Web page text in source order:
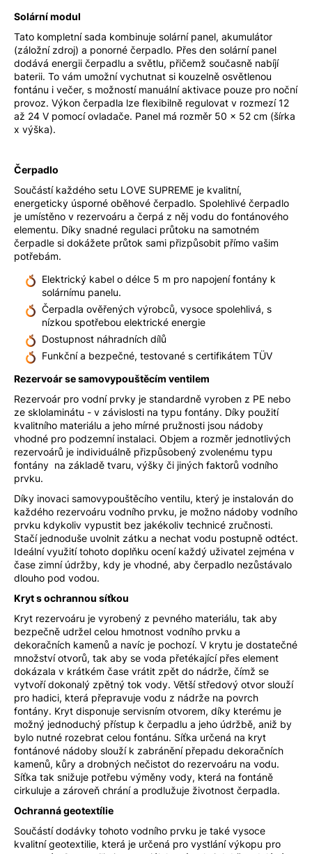
Solární modul
Tato kompletní sada kombinuje solární panel, akumulátor
(záložní zdroj) a ponorné čerpadlo. Přes den solární panel
dodává energii čerpadlu a světlu, přičemž současně nabíjí
baterii. To vám umožní vychutnat si kouzelně osvětlenou
fontánu i večer, s možností manuální aktivace pouze pro noční
provoz. Výkon čerpadla lze flexibilně regulovat v rozmezí 12
až 24 V pomocí ovladače. Panel má rozměr 50 x 52 cm (šírka
x výška).
Čerpadlo
Součástí každého setu LOVE SUPREME je kvalitní,
energeticky úsporné oběhové čerpadlo. Spolehlivé čerpadlo
je umístěno v rezervoáru a čerpá z něj vodu do fontánového
elementu. Díky snadné regulaci průtoku na samotném
čerpadle si dokážete průtok sami přizpůsobit přímo vašim
potřebám.
Elektrický kabel o délce 5 m pro napojení fontány k
solárnímu panelu.
Čerpadla ověřených výrobců, vysoce spolehlivá, s
nízkou spotřebou elektrické energie
Dostupnost náhradních dílů
Funkční a bezpečné, testované s certifikátem TÜV
Rezervoár se samovypouštěcím ventilem
Rezervoár pro vodní prvky je standardně vyroben z PE nebo
ze sklolaminátu - v závislosti na typu fontány. Díky použití
kvalitního materiálu a jeho mírné pružnosti jsou nádoby
vhodné pro podzemní instalaci. Objem a rozměr jednotlivých
rezervoárů je individuálně přizpůsobený zvolenému typu
fontány na základě tvaru, výšky či jiných faktorů vodního
prvku.
Díky inovaci samovypouštěcího ventilu, který je instalován do
každého rezervoáru vodního prvku, je možno nádoby vodního
prvku kdykoliv vypustit bez jakékoliv technicé zručnosti.
Stačí jednoduše uvolnit zátku a nechat vodu postupně odtéct.
Ideální využití tohoto doplňku ocení každý uživatel zejména v
čase zimní údržby, kdy je vhodné, aby čerpadlo nezůstávalo
dlouho pod vodou.
Kryt s ochrannou síťkou
Kryt rezervoáru je vyrobený z pevného materiálu, tak aby
bezpečně udržel celou hmotnost vodního prvku a
dekoračních kamenů a navíc je pochozí. V krytu je dostatečné
množství otvorů, tak aby se voda přetékající přes element
dokázala v krátkém čase vrátit zpět do nádrže, čímž se
vytvoří dokonalý zpětný tok vody. Větší středový otvor slouží
pro hadici, která přepravuje vodu z nádrže na povrch
fontány. Kryt disponuje servisním otvorem, díky kterému je
možný jednoduchý přístup k čerpadlu a jeho údržbě, aniž by
bylo nutné rozebrat celou fontánu. Síťka určená na kryt
fontánové nádoby slouží k zabránění přepadu dekoračních
kamenů, kůry a drobných nečistot do rezervoáru na vodu.
Síťka tak snižuje potřebu výměny vody, která na fontáně
cirkuluje a zároveň chrání a prodlužuje životnost čerpadla.
Ochranná geotextílie
Součástí dodávky tohoto vodního prvku je také vysoce
kvalitní geotextilie, která je určená pro vystlání výkopu pro